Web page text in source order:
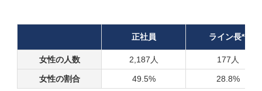
正社員 ライン長*1
女性の人数 2,187人 177人
女性の割合 49.5% 28.8%